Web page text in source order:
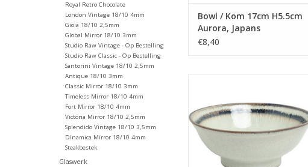
Royal Retro Chocolate
London Vintage 18/10 4mm
Gioia 18/10 2,5mm
Global Mirror 18/10 3mm
Studio Raw Vintage - Op Bestelling
Studio Raw Classic - Op Bestelling
Santorini Vintage 18/10 2,5mm
Antique 18/10 3mm
Classic Mirror 18/10 3mm
Timeless Mirror 18/10 4mm
Fort Mirror 18/10 4mm
Victoria Mirror 18/10 2,5mm
Splendido Vintage 18/10 3,5mm
Dinamica Mirror 18/10 4mm
Steakbestek
Glaswerk
Bowl / Kom 17cm H5.5cm
Aurora, Japans
€8,40
TOEVOEGEN AAN WINKELWAGEN